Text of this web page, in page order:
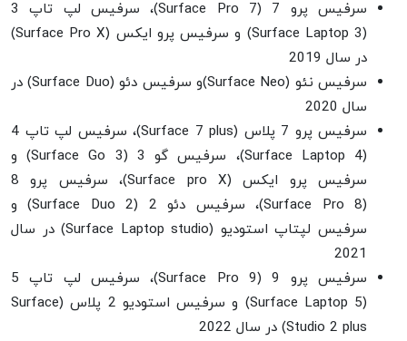
سرفیس پرو 7 (Surface Pro 7)، سرفیس لپ تاپ 3
(Surface Laptop 3) و سرفیس پرو ایکس (Surface Pro X)
در سال 2019
سرفیس نئو (Surface Neo)و سرفیس دئو (Surface Duo) در
سال 2020
سرفیس پرو 7 پلاس (Surface 7 plus)، سرفیس لپ تاپ 4
(Surface Laptop 4)، سرفیس گو 3 (Surface Go 3) و
سرفیس پرو ایکس (Surface pro X)، سرفیس پرو 8
(Surface Pro 8)، سرفیس دئو 2 (Surface Duo 2) و
سرفیس لپتاپ استودیو (Surface Laptop studio) در سال
2021
سرفیس پرو 9 (Surface Pro 9)، سرفیس لپ تاپ 5
(Surface Laptop 5) و سرفیس استودیو 2 پلاس (Surface
Studio 2 plus) در سال 2022